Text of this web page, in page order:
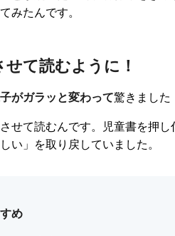
みたんです。
て読むように！
がガラッと変わって驚きました
せて読むんです。児童書を押し
い」を取り戻していました。
め